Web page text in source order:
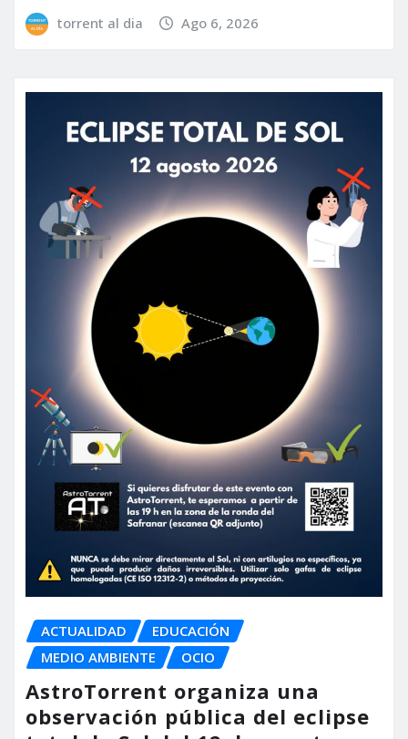
torrent al dia Ago 6, 2026
ACTUALIDAD
EDUCACIÓN
MEDIO AMBIENTE
OCIO
AstroTorrent organiza una
observación pública del eclipse